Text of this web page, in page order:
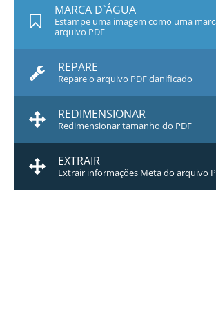
MARCA D`ÁGUA
Estampe uma imagem como uma
arquivo PDF
REPARE
Repare o arquivo PDF danificado
REDIMENSIONAR
Redimensionar tamanho do PDF
EXTRAIR
Extrair informações Meta do arquivo